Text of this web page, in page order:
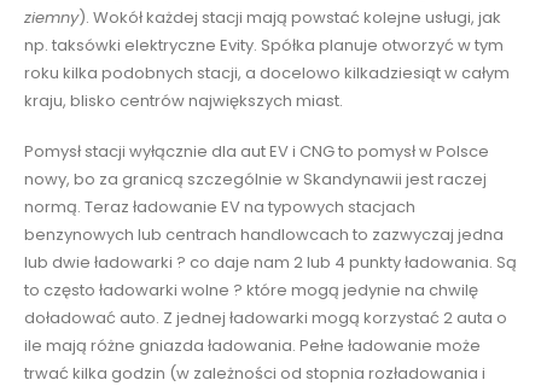
ziemny). Wokół każdej stacji mają powstać kolejne usługi, jak
np. taksówki elektryczne Evity. Spółka planuje otworzyć w tym
roku kilka podobnych stacji, a docelowo kilkadziesiąt w całym
kraju, blisko centrów największych miast.
Pomysł stacji wyłącznie dla aut EV i CNG to pomysł w Polsce
nowy, bo za granicą szczególnie w Skandynawii jest raczej
normą. Teraz ładowanie EV na typowych stacjach
benzynowych lub centrach handlowcach to zazwyczaj jedna
lub dwie ładowarki ? co daje nam 2 lub 4 punkty ładowania. Są
to często ładowarki wolne ? które mogą jedynie na chwilę
doładować auto. Z jednej ładowarki mogą korzystać 2 auta o
ile mają różne gniazda ładowania. Pełne ładowanie może
trwać kilka godzin (w zależności od stopnia rozładowania i